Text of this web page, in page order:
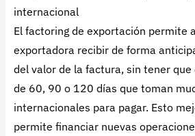
internacional
El factoring de exportación permite
exportadora recibir de forma
del valor de la factura, sin tener que
de 60, 90 o 120 días que toman
internacionales para pagar. Esto
permite financiar nuevas